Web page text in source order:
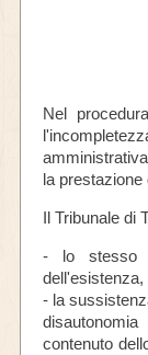
Nel
la prestazione
Il Tribunale di
- lo stesso
dell'esistenza,
- la
contenuto